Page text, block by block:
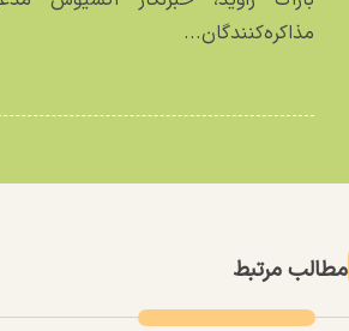
مذاکره‌کنندگان...
مطالب مرتبط